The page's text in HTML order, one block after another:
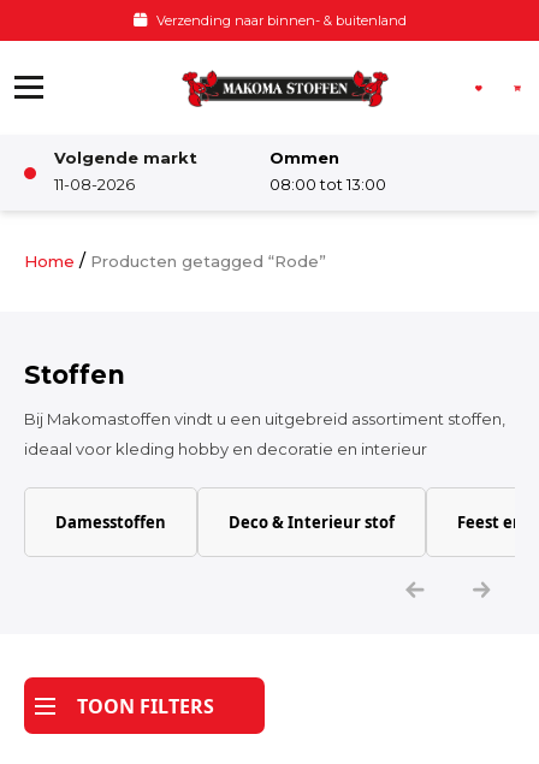
Verzending naar binnen- & buitenland
Volgende markt
11-08-2026
Ommen
08:00 tot 13:00
Damesstoffen
Katoen
Tijdpakker stof
Home / Producten getagged “Rode”
Stoffen
Bij Makomastoffen vindt u een uitgebreid assortiment stoffen,
ideaal voor kleding hobby en decoratie en interieur
Damesstoffen Deco & Interieur stof Feest en
TOON FILTERS